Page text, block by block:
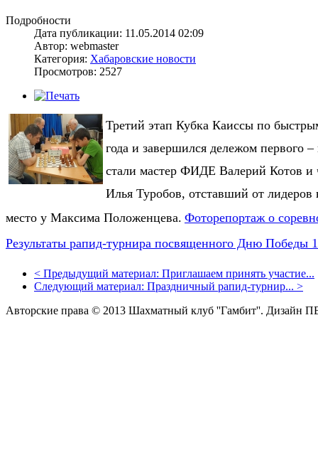
Подробности
Дата публикации: 11.05.2014 02:09
Автор: webmaster
Категория: Хабаровские новости
Просмотров: 2527
Третий этап Кубка Каиссы по
года и завершился дележом первого
стали мастер ФИДЕ Валерий Котов
Илья Туробов, отставший от
место у Максима Положенцева. Фоторепортаж о
Результаты рапид-турнира посвященного Дню Победы
< Предыдущий материал: Приглашаем принять участие...
Следующий материал: Праздничный рапид-турнир... >
Авторские права © 2013 Шахматный клуб ''Гамбит''. Дизайн